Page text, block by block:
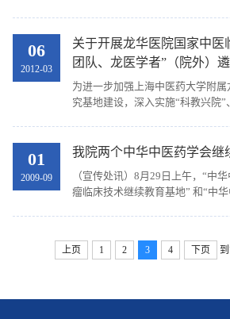
06
2012-03
关于开展龙华医院国家中医
团队、龙医学者”（院外）
为进一步加强上海中医药大学附
究基地建设，深入实施“科教兴院
01
2009-09
我院两个中华中医药学会继
（宣传处讯）8月29日上午，“中
瘤临床技术继续教育基地” 和“中
上页 1 2 3 4 下页